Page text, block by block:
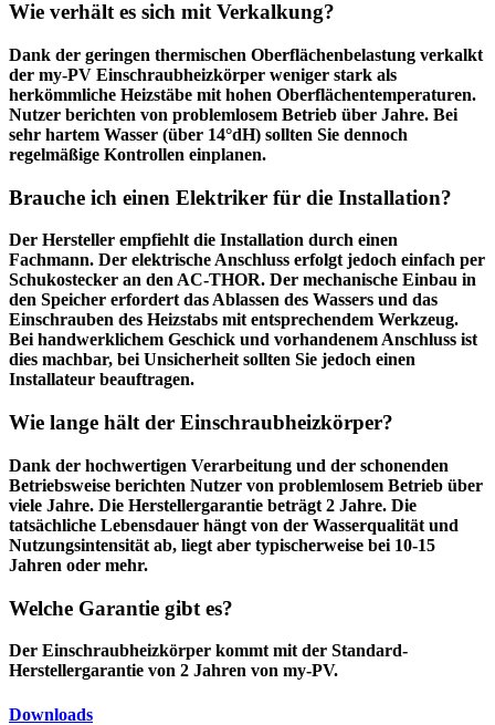
Wie verhält es sich mit Verkalkung?
Dank der geringen thermischen Oberflächenbelastung verkalkt
der my-PV Einschraubheizkörper weniger stark als
herkömmliche Heizstäbe mit hohen Oberflächentemperaturen.
Nutzer berichten von problemlosem Betrieb über Jahre. Bei
sehr hartem Wasser (über 14°dH) sollten Sie dennoch
regelmäßige Kontrollen einplanen.
Brauche ich einen Elektriker für die Installation?
Der Hersteller empfiehlt die Installation durch einen
Fachmann. Der elektrische Anschluss erfolgt jedoch einfach per
Schukostecker an den AC-THOR. Der mechanische Einbau in
den Speicher erfordert das Ablassen des Wassers und das
Einschrauben des Heizstabs mit entsprechendem Werkzeug.
Bei handwerklichem Geschick und vorhandenem Anschluss ist
dies machbar, bei Unsicherheit sollten Sie jedoch einen
Installateur beauftragen.
Wie lange hält der Einschraubheizkörper?
Dank der hochwertigen Verarbeitung und der schonenden
Betriebsweise berichten Nutzer von problemlosem Betrieb über
viele Jahre. Die Herstellergarantie beträgt 2 Jahre. Die
tatsächliche Lebensdauer hängt von der Wasserqualität und
Nutzungsintensität ab, liegt aber typischerweise bei 10-15
Jahren oder mehr.
Welche Garantie gibt es?
Der Einschraubheizkörper kommt mit der Standard-
Herstellergarantie von 2 Jahren von my-PV.
Downloads